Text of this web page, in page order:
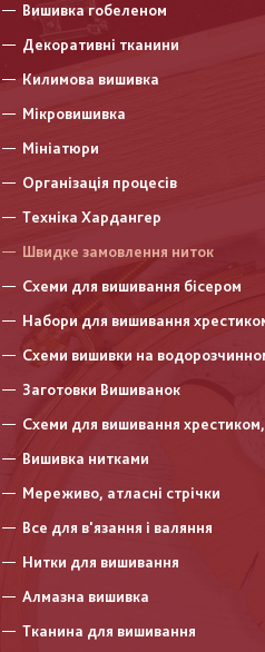
Вишивка гобеленом
Декоративні тканини
Килимова вишивка
Мікровишивка
Мініатюри
Організація процесів
Техніка Хардангер
Швидке замовлення ниток
Схеми для вишивання бісером
Набори для вишивання
Схеми вишивки на
Заготовки Вишиванок
Схеми для вишивання
Вишивка нитками
Мереживо, атласні стрічки
Все для в'язання і валяння
Нитки для вишивання
Алмазна вишивка
Тканина для вишивання